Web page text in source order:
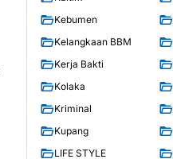
Kebumen
Kelangkaan BBM
Kerja Bakti
Kolaka
Kriminal
Kupang
LIFE STYLE